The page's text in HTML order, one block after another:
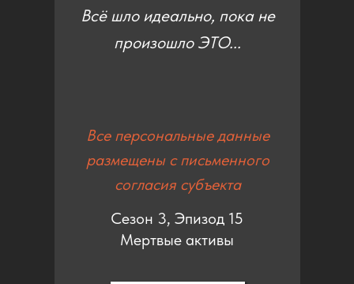
Всё шло идеально, пока не
произошло ЭТО...
Сезон 3, Эпизод 15
Мертвые активы
Все персональные данные
размещены с письменного
согласия субъекта